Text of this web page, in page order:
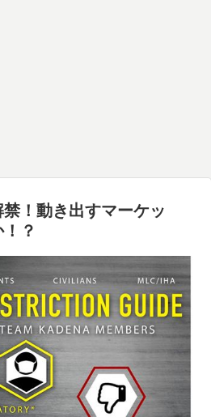
！動き出すマーケッ
？